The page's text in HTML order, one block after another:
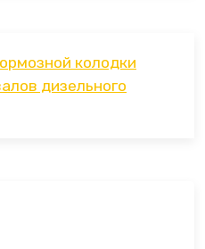
колодки
дизельного